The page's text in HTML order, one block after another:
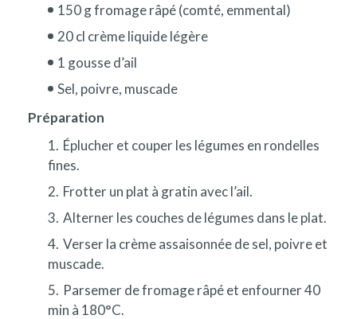
150 g fromage râpé (comté, emmental)
20 cl crème liquide légère
1 gousse d’ail
Sel, poivre, muscade
Préparation
Éplucher et couper les légumes en rondelles
fines.
Frotter un plat à gratin avec l’ail.
Alterner les couches de légumes dans le plat.
Verser la crème assaisonnée de sel, poivre et
muscade.
Parsemer de fromage râpé et enfourner 40
min à 180°C.